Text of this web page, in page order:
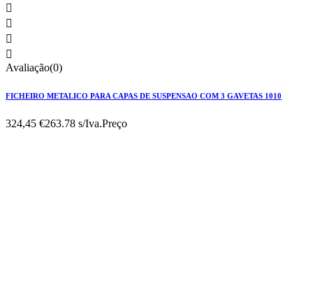




Avaliação(0)
FICHEIRO METALICO PARA CAPAS DE SUSPENSAO COM 3 GAVETAS 1010
324,45 €263.78 s/Iva.Preço